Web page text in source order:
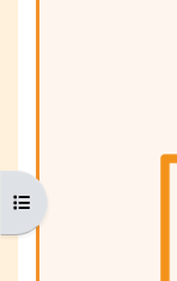
Открыть